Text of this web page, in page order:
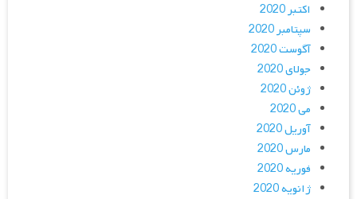
اکتبر 2020
سپتامبر 2020
آگوست 2020
جولای 2020
ژوئن 2020
می 2020
آوریل 2020
مارس 2020
فوریه 2020
ژانویه 2020